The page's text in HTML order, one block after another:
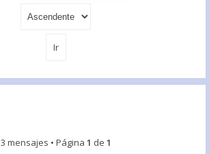
3 mensajes • Página 1 de 1